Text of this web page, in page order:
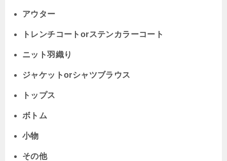
アウター
トレンチコートorステンカラーコート
ニット羽織り
ジャケットorシャツブラウス
トップス
ボトム
小物
その他